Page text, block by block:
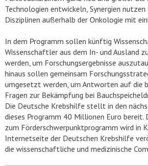
Technologien entwickeln, Synergien nutzen
Disziplinen außerhalb der Onkologie mit
In dem Programm sollen künftig
Wissenschaftler aus dem In- und Ausland
werden, um Forschungsergebnisse
hinaus sollen gemeinsam
umgesetzt werden, um Antworten auf die
Fragen zur Bekämpfung bei
Die Deutsche Krebshilfe stellt in den
dieses Programm 40 Millionen Euro bereit.
zum Förderschwerpunktprogramm wird in
Internetseite der Deutschen Krebshilfe
die wissenschaftliche und medizinische